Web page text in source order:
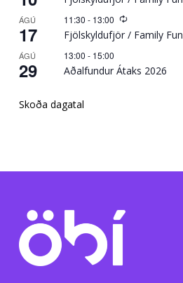
ÁGÚ
17
11:30 - 13:00
Recurring
Fjölskyldufjör / Family Fun
ÁGÚ
29
13:00 - 15:00
Aðalfundur Átaks 2026
Skoða dagatal